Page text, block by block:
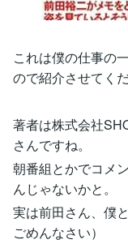
これは僕の仕事の
ので紹介させてく
著者は株式会社
さんですね。
朝番組とかでコメ
んじゃないかと。
実は前田さん、僕
ごめんなさい）